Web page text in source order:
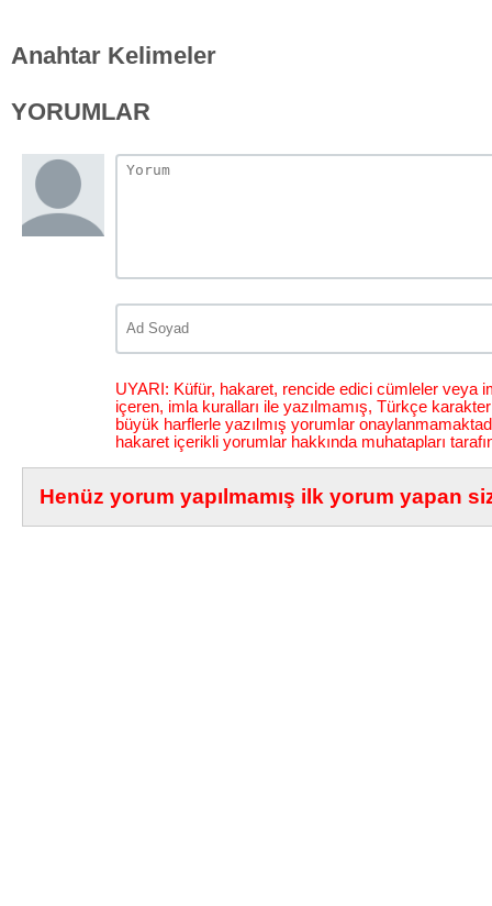
Anahtar Kelimeler
YORUMLAR
UYARI: Küfür, hakaret, rencide edici cümleler veya
içeren, imla kuralları ile yazılmamış, Türkçe
büyük harflerle yazılmış yorumlar
hakaret içerikli yorumlar hakkında muhatapları
Henüz yorum yapılmamış ilk yorum yapan